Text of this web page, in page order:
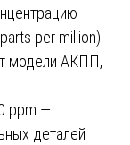
per million).
модели АКПП,
ppm —
деталей